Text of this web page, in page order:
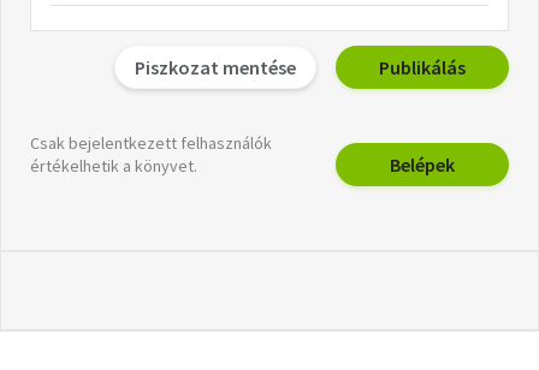
Piszkozat mentése Publikálás
Csak bejelentkezett felhasználók
értékelhetik a könyvet.
Belépek